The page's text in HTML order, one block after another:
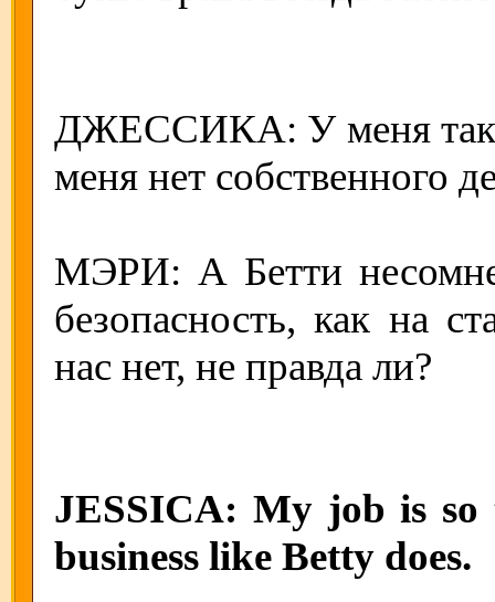
ДЖЕССИКА: У меня
меня нет собственного
МЭРИ: А Бетти
безопасность, как на
нас нет, не правда ли?
JESSICA: My job is
business like Betty does.